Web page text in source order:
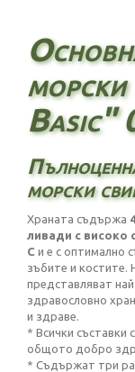
морски
Basic"
морски
Храната съдържа
ливади с високо
C и е с оптимално
зъбите и костите.
представляват
здравословно
и здраве.
* Всички съставки
общото добро
* Съдържат три